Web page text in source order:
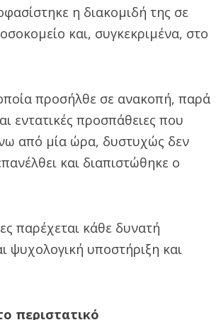
η διακομιδή της σε
και, συγκεκριμένα, στο
προσήλθε σε ανακοπή, παρά
εντατικές προσπάθειες που
από μία ώρα, δυστυχώς δεν
και διαπιστώθηκε ο
παρέχεται κάθε δυνατή
ψυχολογική υποστήριξη και
περιστατικό